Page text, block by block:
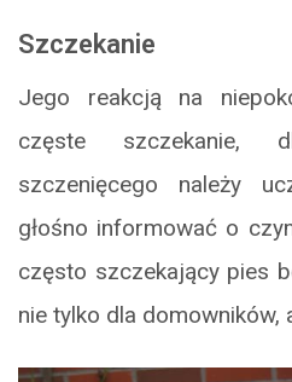
Szczekanie
Jego reakcją na
częste szczekanie,
szczenięcego należy
głośno informować o
często szczekający pies
nie tylko dla domowników,